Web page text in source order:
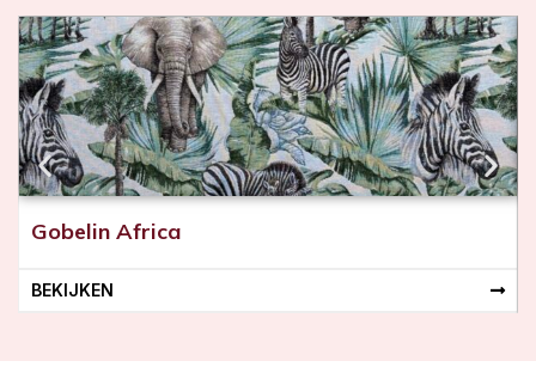
Gobelin Africa
BEKIJKEN